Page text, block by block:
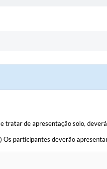
tratar de apresentação solo,
participantes deverão